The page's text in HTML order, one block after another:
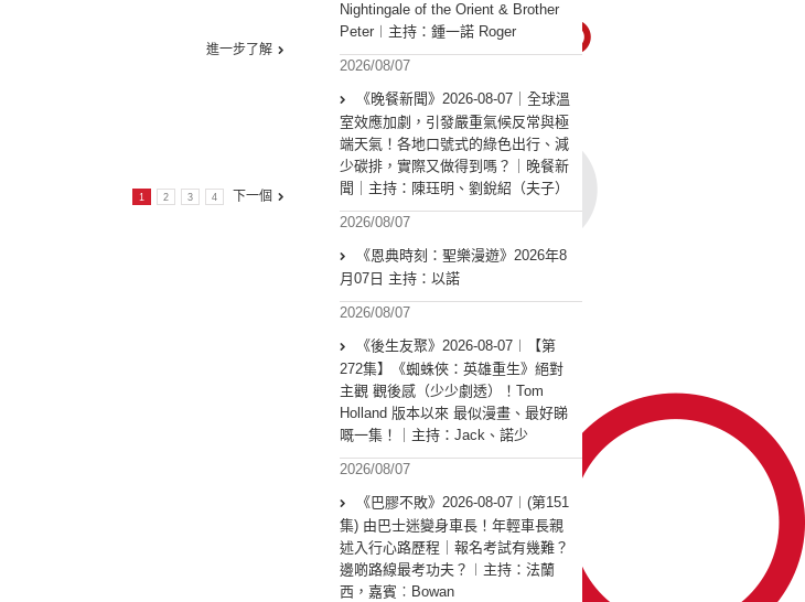
進一步了解
1 2 3 4 下一個
Nightingale of the Orient & Brother
Peter︱主持：鍾一諾 Roger
2026/08/07
《晚餐新聞》2026-08-07｜全球溫
室效應加劇，引發嚴重氣候反常與極
端天氣！各地口號式的綠色出行、減
少碳排，實際又做得到嗎？｜晚餐新
聞｜主持：陳珏明、劉銳紹（夫子）
2026/08/07
《恩典時刻：聖樂漫遊》2026年8
月07日 主持：以諾
2026/08/07
《後生友聚》2026-08-07︱【第
272集】《蜘蛛俠：英雄重生》絕對
主觀 觀後感（少少劇透）！Tom
Holland 版本以來 最似漫畫、最好睇
嘅一集！｜主持：Jack、諾少
2026/08/07
《巴膠不敗》2026-08-07︱(第151
集) 由巴士迷變身車長！年輕車長親
述入行心路歷程｜報名考試有幾難？
邊啲路線最考功夫？︱主持：法蘭
西，嘉賓︰Bowan